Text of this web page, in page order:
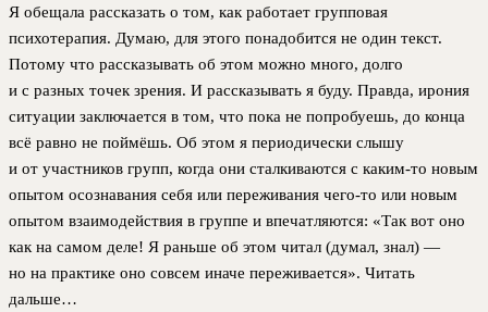
Я обещала рассказать о том, как работает групповая
психотерапия. Думаю, для этого понадобится не один текст.
Потому что рассказывать об этом можно много, долго
и с разных точек зрения. И рассказывать я буду. Правда, ирония
ситуации заключается в том, что пока не попробуешь, до конца
всё равно не поймёшь. Об этом я периодически слышу
и от участников групп, когда они сталкиваются с каким-то новым
опытом осознавания себя или переживания чего-то или новым
опытом взаимодействия в группе и впечатляются: «Так вот оно
как на самом деле! Я раньше об этом читал (думал, знал) —
но на практике оно совсем иначе переживается». Читать
дальше…